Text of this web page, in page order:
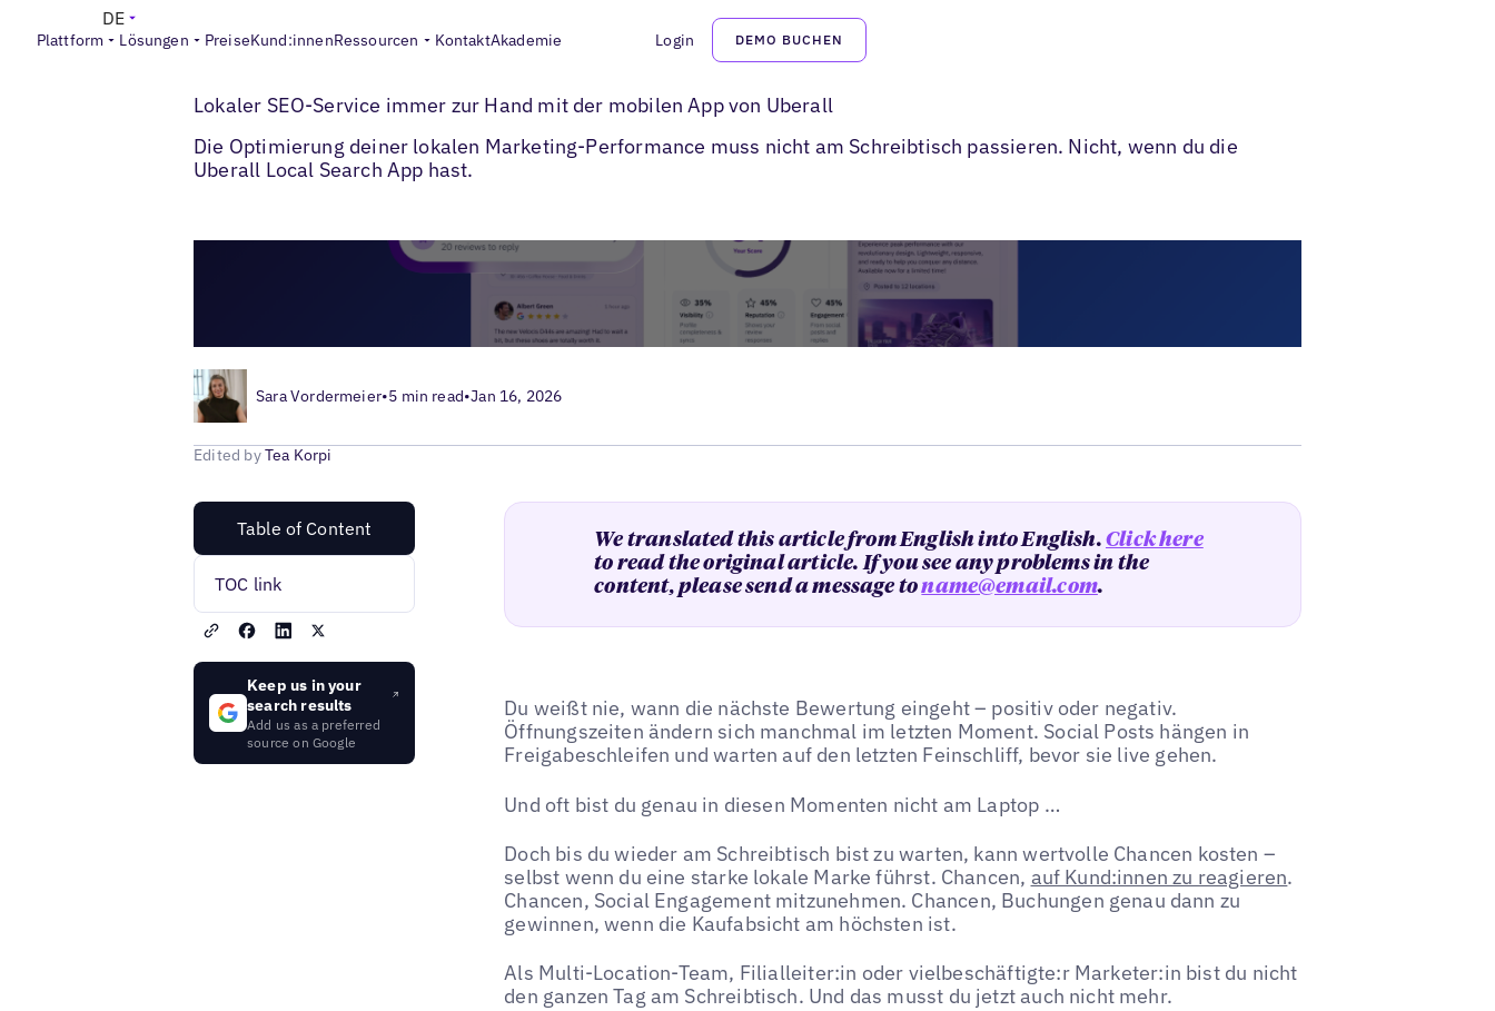
Plattform Lösungen PreiseKund:innenRessourcen KontaktAkademie Login DEMO BUCHEN
DE
Blogs> Uberall Produkt-Tipps>
Lokaler SEO-Service immer zur Hand mit der mobilen App von Uberall
Die Optimierung deiner lokalen Marketing-Performance muss nicht am Schreibtisch passieren. Nicht, wenn du die
Uberall Local Search App hast.
Sara Vordermeier•5 min read•Jan 16, 2026
Edited byTea Korpi
Table of Content
TOC link
Keep us in your
search results
Add us as a preferred
source on Google
We translated this article from English into English. Click here
to read the original article. If you see any problems in the
content, please send a message toname@email.com.
Du weißt nie, wann die nächste Bewertung eingeht – positiv oder negativ.
Öffnungszeiten ändern sich manchmal im letzten Moment. Social Posts hängen in
Freigabeschleifen und warten auf den letzten Feinschliff, bevor sie live gehen.
Und oft bist du genau in diesen Momenten nicht am Laptop …
Doch bis du wieder am Schreibtisch bist zu warten, kann wertvolle Chancen kosten –
selbst wenn du eine starke lokale Marke führst. Chancen, auf Kund:innen zu reagieren.
Chancen, Social Engagement mitzunehmen. Chancen, Buchungen genau dann zu
gewinnen, wenn die Kaufabsicht am höchsten ist.
Als Multi-Location-Team, Filialleiter:in oder vielbeschäftigte:r Marketer:in bist du nicht
den ganzen Tag am Schreibtisch. Und das musst du jetzt auch nicht mehr.